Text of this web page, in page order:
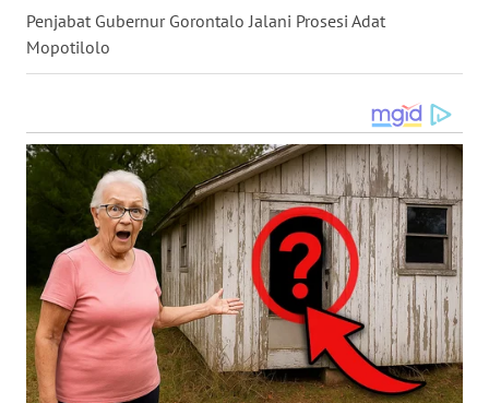
Penjabat Gubernur Gorontalo Jalani Prosesi Adat
Mopotilolo
SULUT
WN
WN
MALUT
WN
DAIRI
WN
DANAU
TOBA